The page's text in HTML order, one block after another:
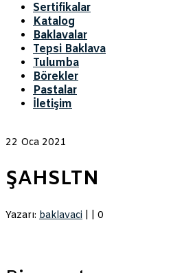
Sertifikalar
Katalog
Baklavalar
Tepsi Baklava
Tulumba
Börekler
Pastalar
İletişim
22 Oca 2021
ŞAHSLTN
Yazarı: baklavaci 0